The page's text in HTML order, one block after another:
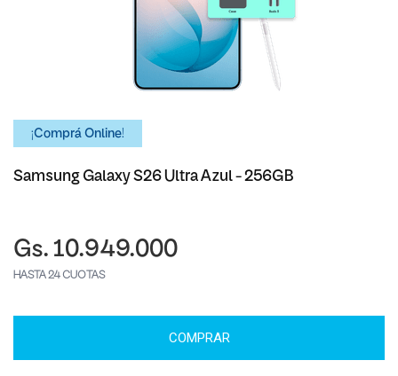
¡Comprá Online!
Samsung Galaxy S26 Ultra Azul - 256GB
Gs. 10.949.000
HASTA 24 CUOTAS
COMPRAR